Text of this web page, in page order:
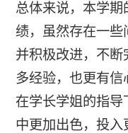
总体来说，本学
绩，虽然存在一些
并积极改进，不
多经验，也更有信
在学长学姐的指导
中更加出色，投